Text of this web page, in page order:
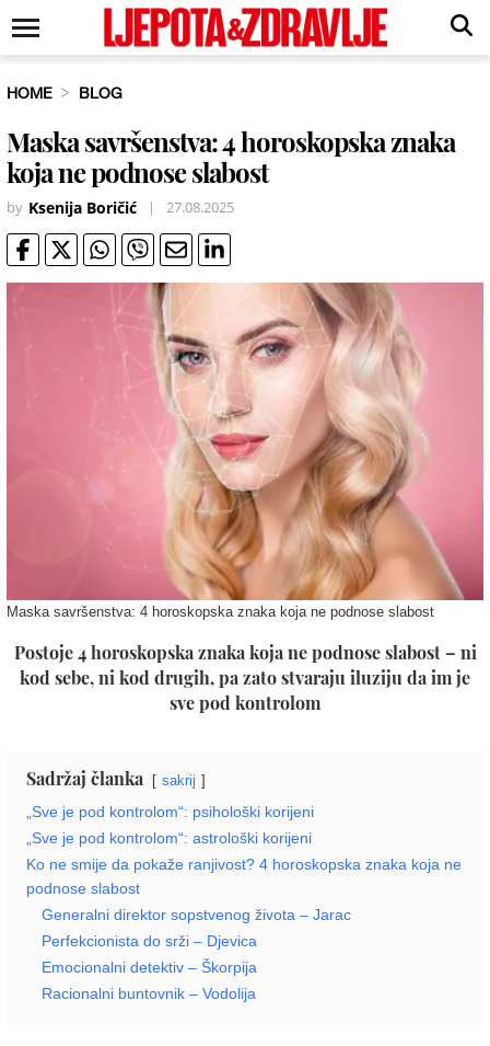
HOME BLOG
Maska savršenstva: 4 horoskopska znaka
koja ne podnose slabost
by Ksenija Boričić | 27.08.2025
Maska savršenstva: 4 horoskopska znaka koja ne podnose slabost
Postoje 4 horoskopska znaka koja ne podnose slabost – ni
kod sebe, ni kod drugih, pa zato stvaraju iluziju da im je
sve pod kontrolom
Sadržaj članka sakrij
„Sve je pod kontrolom“: psihološki korijeni
„Sve je pod kontrolom“: astrološki korijeni
Ko ne smije da pokaže ranjivost? 4 horoskopska znaka koja ne
podnose slabost
Generalni direktor sopstvenog života – Jarac
Perfekcionista do srži – Djevica
Emocionalni detektiv – Škorpija
Racionalni buntovnik – Vodolija